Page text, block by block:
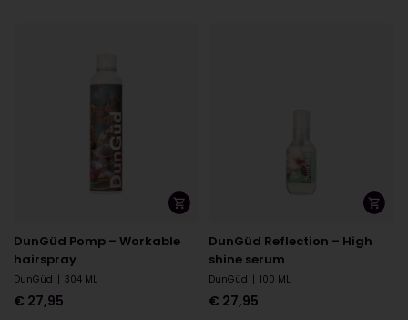
DunGüd Pomp – Workable
hairspray
DunGüd | 304 ML
€ 27,95
DunGüd Reflection – High
shine serum
DunGüd | 100 ML
€ 27,95